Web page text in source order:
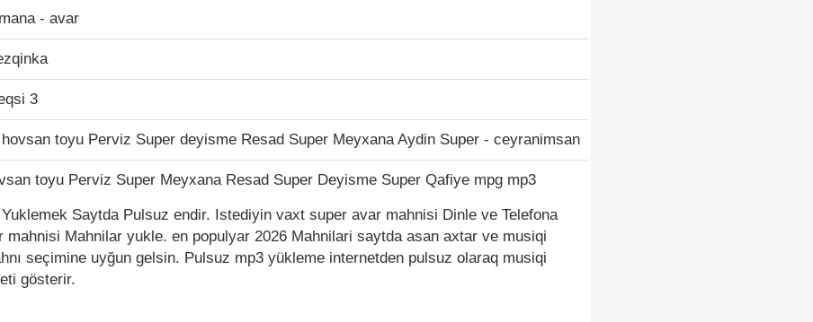
- avar
3
toyu Perviz Super deyisme Resad Super Meyxana Aydin Super - ceyranimsan
toyu Perviz Super Meyxana Resad Super Deyisme Super Qafiye mpg mp3
Saytda Pulsuz endir. Istediyin vaxt super avar mahnisi Dinle ve Telefona
mahnisi Mahnilar yukle. en populyar 2026 Mahnilari saytda asan axtar ve musiqi
seçimine uyğun gelsin. Pulsuz mp3 yükleme internetden pulsuz olaraq musiqi
gösterir.